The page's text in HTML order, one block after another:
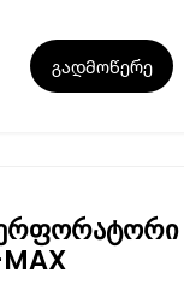
გადმოწერე